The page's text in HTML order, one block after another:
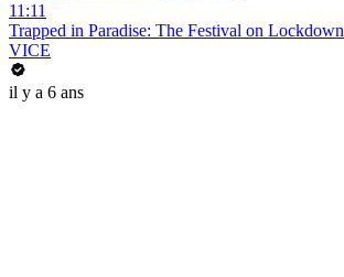
11:11
Trapped in Paradise: The Festival on Lockdown
VICE
il y a 6 ans